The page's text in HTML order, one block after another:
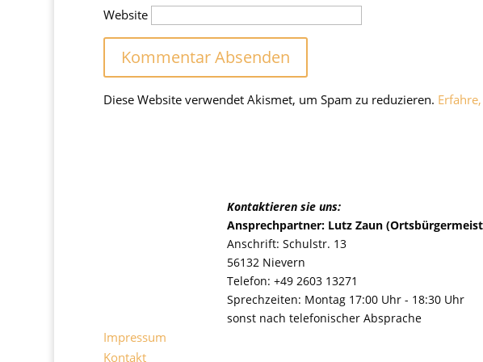
Website
Diese Website verwendet Akismet, um Spam zu reduzieren.
Kontaktieren sie uns:
Ansprechpartner: Lutz Zaun
Anschrift: Schulstr. 13
56132 Nievern
Telefon: +49 2603 13271
Sprechzeiten: Montag 17:00 Uhr - 18:30 Uhr
sonst nach telefonischer Absprache
Impressum
Kontakt